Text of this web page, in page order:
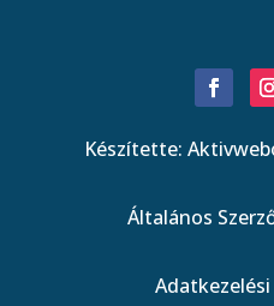
Készítette:
Általános